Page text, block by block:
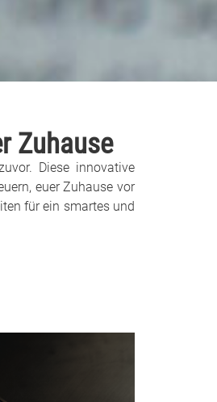
Zuhause
Diese innovative
euer Zuhause vor
für ein smartes und